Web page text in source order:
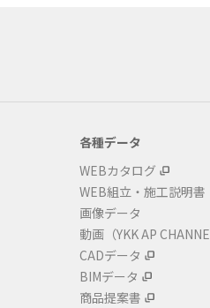
各種データ
WEBカタログ
WEB組立・施工説明書
画像データ
動画（YKK AP
CADデータ
BIMデータ
商品提案書